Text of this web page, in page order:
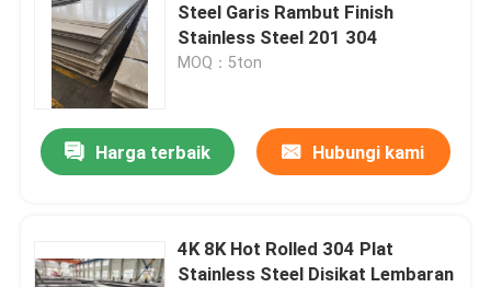
Steel Garis Rambut Finish
Stainless Steel 201 304
MOQ：5ton
Harga terbaik Hubungi kami
4K 8K Hot Rolled 304 Plat
Stainless Steel Disikat Lembaran